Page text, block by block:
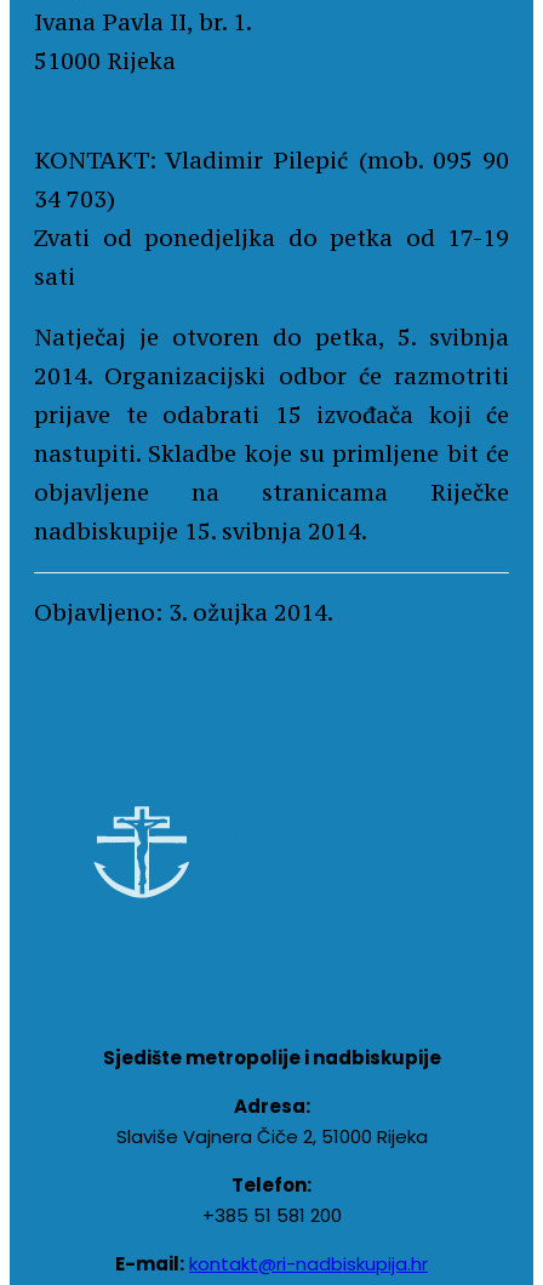
Ivana Pavla II, br. 1.
51000 Rijeka
KONTAKT: Vladimir Pilepić (mob. 095 90
34 703)
Zvati od ponedjeljka do petka od 17-19
sati
Natječaj je otvoren do petka, 5. svibnja
2014. Organizacijski odbor će razmotriti
prijave te odabrati 15 izvođača koji će
nastupiti. Skladbe koje su primljene bit će
objavljene na stranicama Riječke
nadbiskupije 15. svibnja 2014.
Objavljeno: 3. ožujka 2014.
Sjedište metropolije i nadbiskupije
Adresa:
Slaviše Vajnera Čiče 2, 51000 Rijeka
Telefon:
+385 51 581 200
E-mail:kontakt@ri-nadbiskupija.hr